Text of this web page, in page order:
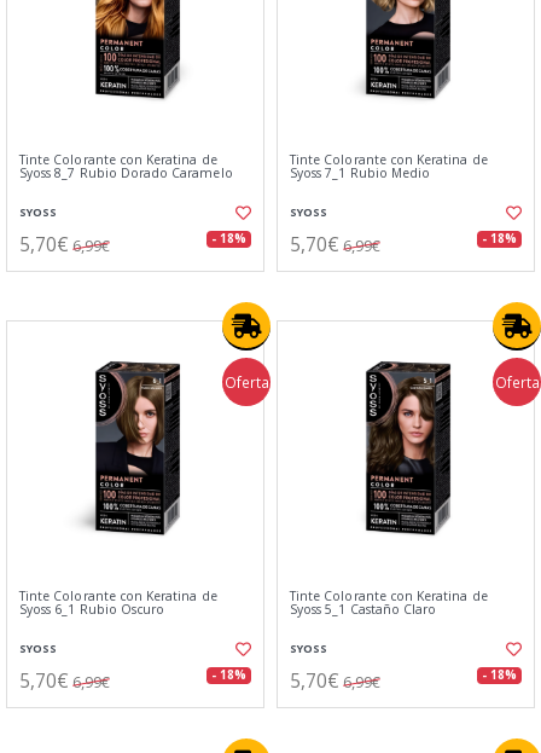
Tinte Colorante con Keratina de
Syoss 8_7 Rubio Dorado Caramelo
SYOSS
5,70€ 6,99€ - 18%
Tinte Colorante con Keratina de
Syoss 7_1 Rubio Medio
SYOSS
5,70€ 6,99€ - 18%
Oferta
Tinte Colorante con Keratina de
Syoss 6_1 Rubio Oscuro
SYOSS
5,70€ 6,99€ - 18%
Oferta
Tinte Colorante con Keratina de
Syoss 5_1 Castaño Claro
SYOSS
5,70€ 6,99€ - 18%